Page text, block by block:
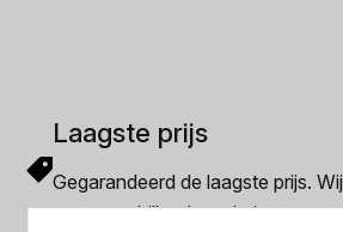
Laagste prijs
Gegarandeerd de laagste prijs.
van verschillende websites